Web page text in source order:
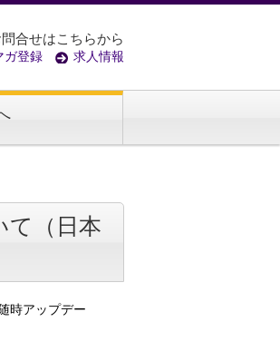
合せはこちらから
ガ登録 求人情報
て（日本
時アップデー